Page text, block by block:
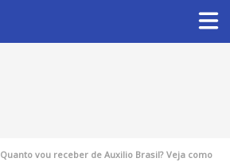
Quanto vou receber de Auxilio Brasil? Veja como